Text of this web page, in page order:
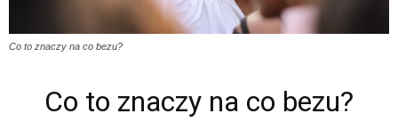
Co to znaczy na co bezu?
Co to znaczy na co bezu?